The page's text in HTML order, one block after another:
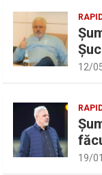
12/
am
19/